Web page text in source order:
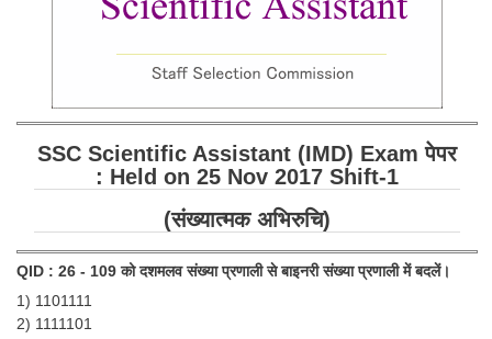
SSC CGL PDF Ebooks
SSC CHSL PDF Ebooks
SSC CGL
SSC CGL TIER-1
SSC Scientific Assistant (IMD) Exam पेपर
: Held on 25 Nov 2017 Shift-1
(संख्यात्मक अभिरुचि)
QID : 26 - 109 को दशमलव संख्या प्रणाली से बाइनरी संख्या प्रणाली में बदलें।
1) 1101111
2) 1111101